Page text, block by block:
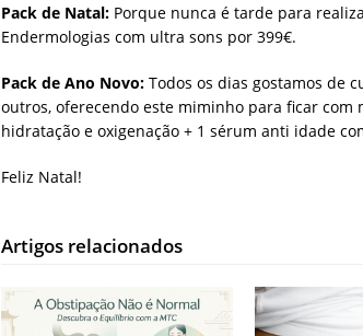
Pack de Natal: Porque nunca é tarde para
Endermologias com ultra sons por 399€.
Pack de Ano Novo: Todos os dias gostamos de
outros, oferecendo este miminho para ficar com
hidratação e oxigenação + 1 sérum anti idade
Feliz Natal!
Artigos relacionados